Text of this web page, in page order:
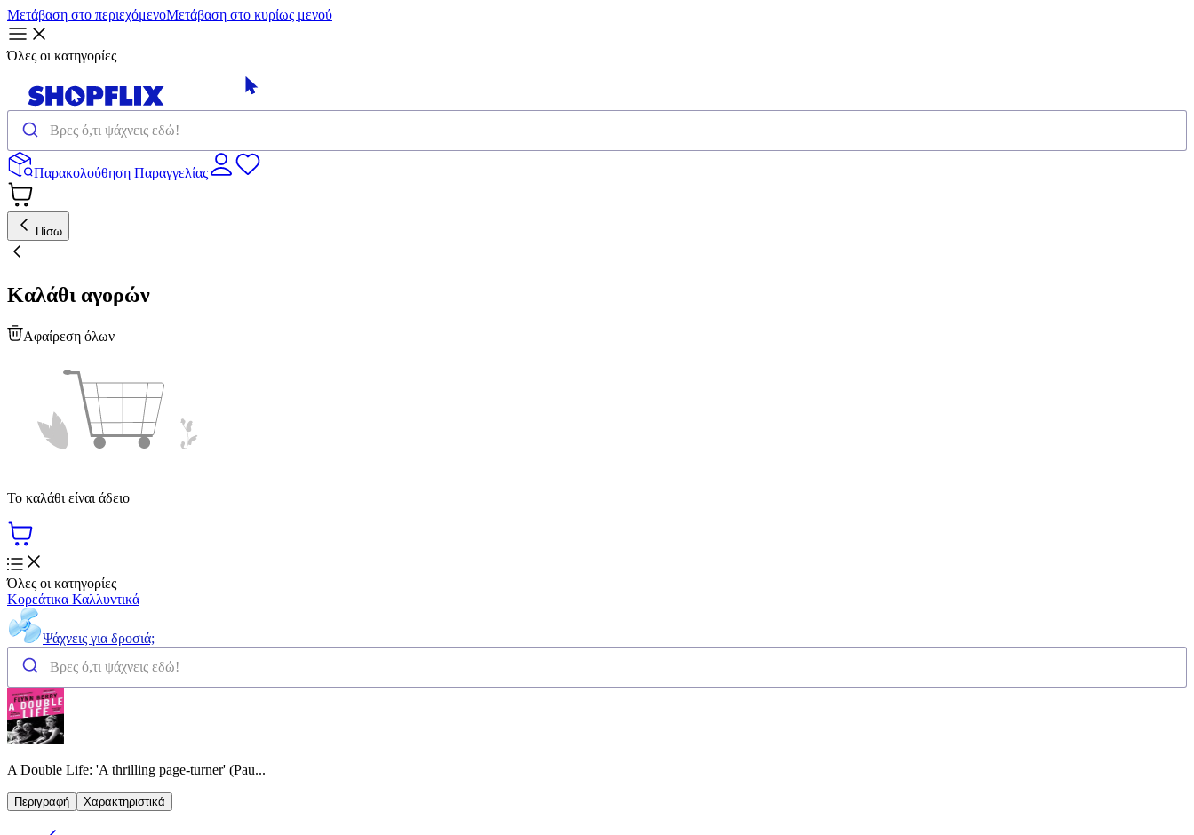
Μετάβαση στο περιεχόμενοΜετάβαση στο κυρίως μενού
Όλες οι κατηγορίες
Παρακολούθηση Παραγγελίας
Πίσω
Καλάθι αγορών
Αφαίρεση όλων
Το καλάθι είναι άδειο
Όλες οι κατηγορίες
Κορεάτικα Καλλυντικά
Ψάχνεις για δροσιά;
A Double Life: 'A thrilling page-turner' (Pau...
Περιγραφή Χαρακτηριστικά